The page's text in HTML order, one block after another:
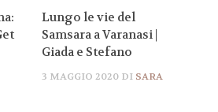
Lungo le vie del
Samsara a Varanasi |
Giada e Stefano
3 MAGGIO 2020DI SARA